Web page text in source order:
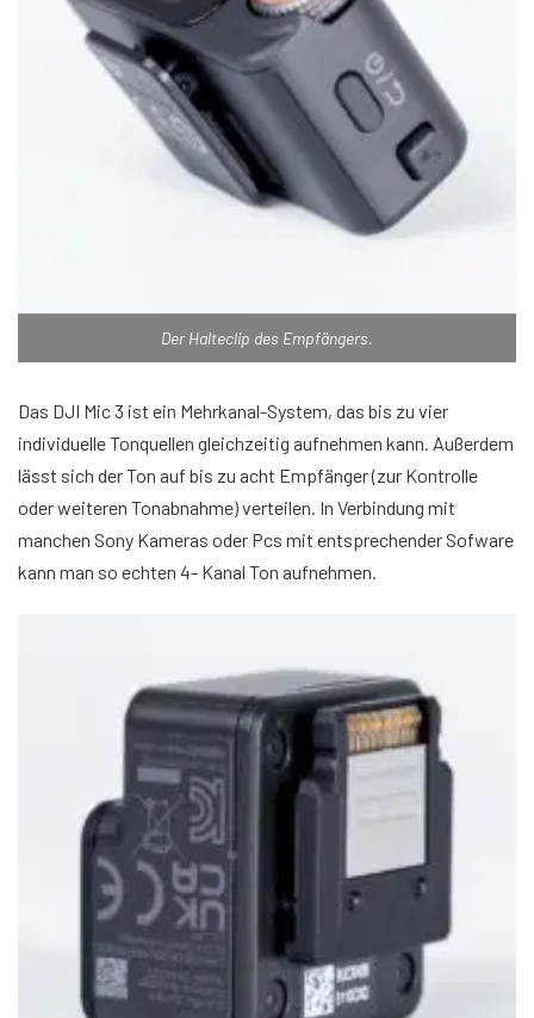
Der Halteclip des Empfängers.
Das DJI Mic 3 ist ein Mehrkanal-System, das bis zu vier
individuelle Tonquellen gleichzeitig aufnehmen kann. Außerdem
lässt sich der Ton auf bis zu acht Empfänger (zur Kontrolle
oder weiteren Tonabnahme) verteilen. In Verbindung mit
manchen Sony Kameras oder Pcs mit entsprechender Sofware
kann man so echten 4- Kanal Ton aufnehmen.